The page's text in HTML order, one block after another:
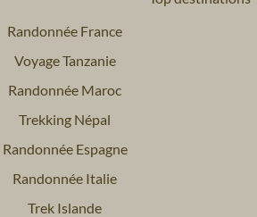
Randonnée France
Voyage Tanzanie
Randonnée Maroc
Trekking Népal
Randonnée Espagne
Randonnée Italie
Trek Islande